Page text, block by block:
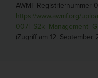
AWMF-Registriernummer
https://www.awmf.org/
(Zugriff am 12. September